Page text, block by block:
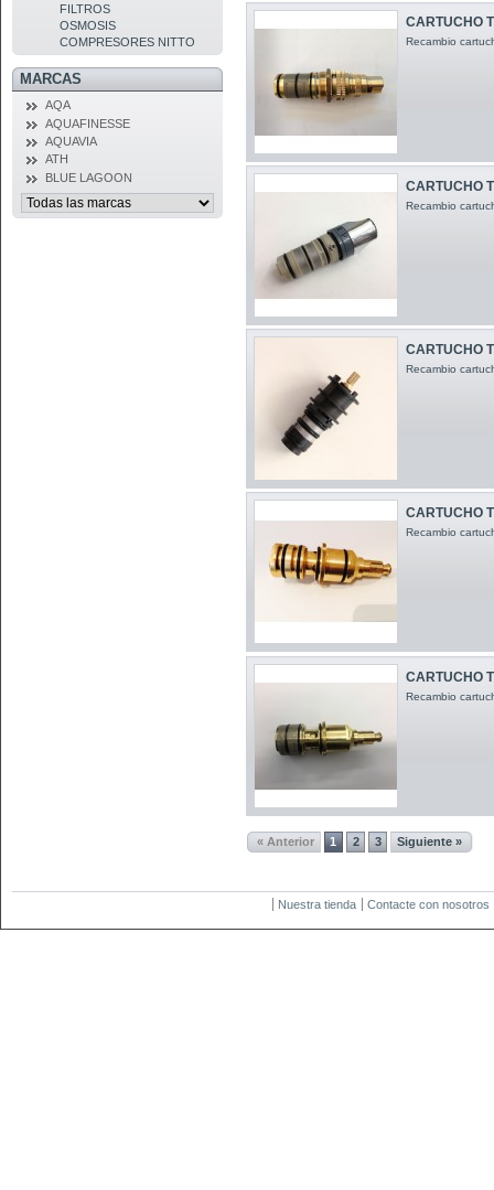
FILTROS
OSMOSIS
COMPRESORES NITTO
MARCAS
AQA
AQUAFINESSE
AQUAVIA
ATH
BLUE LAGOON
CARTUCHO
Recambio
CARTUCHO
Recambio
CARTUCHO
Recambio
CARTUCHO
Recambio
CARTUCHO
Recambio
« Anterior 1 2 3 Siguiente »
Nuestra tienda Contacte con nosotros